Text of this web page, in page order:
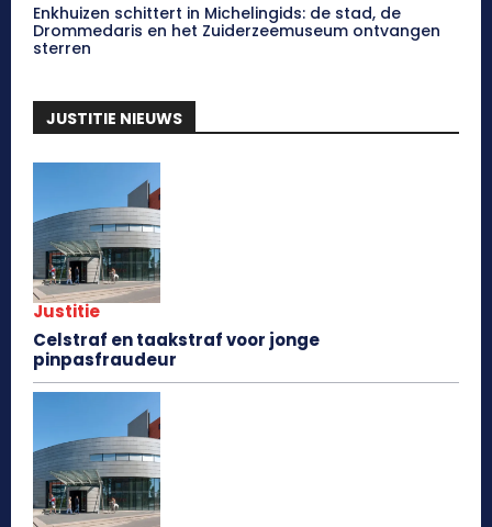
Enkhuizen schittert in Michelingids: de stad, de
Drommedaris en het Zuiderzeemuseum ontvangen
sterren
JUSTITIE NIEUWS
Justitie
Celstraf en taakstraf voor jonge
pinpasfraudeur